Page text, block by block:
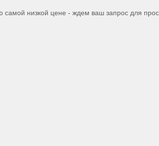
низкой цене - ждем ваш запрос для